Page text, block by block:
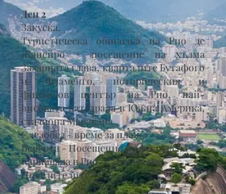
Ден 2
Закуска.
Туристическа обиколка на Рио де
Жанейро + посещение на хълма
Захарната глава, кварталите Бутафого
и Фламенго, историческия и
финансов център на Рио, най-
високата катедрала в Южна Америка,
стадиона Маракана.
Следобед - време за плаж.
Вечерта - Посещение на финала на
Карнавала в Рио – “Парада на
Победителите”.